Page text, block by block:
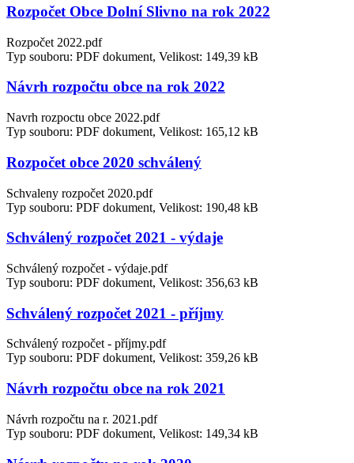
Rozpočet Obce Dolní Slivno na rok 2022
Rozpočet 2022.pdf
Typ souboru: PDF dokument, Velikost: 149,39 kB
Návrh rozpočtu obce na rok 2022
Navrh rozpoctu obce 2022.pdf
Typ souboru: PDF dokument, Velikost: 165,12 kB
Rozpočet obce 2020 schválený
Schvaleny rozpočet 2020.pdf
Typ souboru: PDF dokument, Velikost: 190,48 kB
Schválený rozpočet 2021 - výdaje
Schválený rozpočet - výdaje.pdf
Typ souboru: PDF dokument, Velikost: 356,63 kB
Schválený rozpočet 2021 - příjmy
Schválený rozpočet - příjmy.pdf
Typ souboru: PDF dokument, Velikost: 359,26 kB
Návrh rozpočtu obce na rok 2021
Návrh rozpočtu na r. 2021.pdf
Typ souboru: PDF dokument, Velikost: 149,34 kB